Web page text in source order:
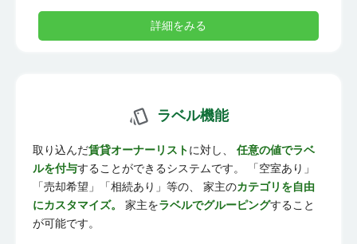
詳細をみる
ラベル機能
取り込んだ賃貸オーナーリストに対し、 任意の値でラベ
ルを付与することができるシステムです。 「空室あり」
「売却希望」「相続あり」等の、 家主のカテゴリを自由
にカスタマイズ。
家主をラベルでグルーピングすること
が可能です。